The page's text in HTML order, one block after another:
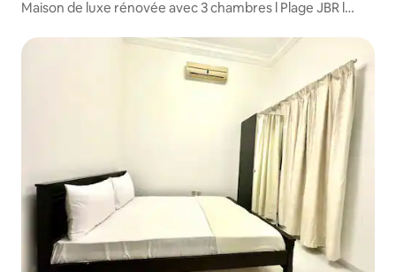
Maison de luxe rénovée avec 3 chambres l Plage JBR l